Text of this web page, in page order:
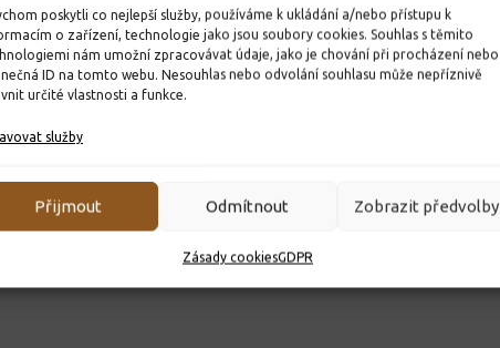
poskytli co nejlepší služby, používáme k ukládání a/nebo přístupu k
o zařízení, technologie jako jsou soubory cookies. Souhlas s těmito
nám umožní zpracovávat údaje, jako je chování při procházení nebo
ID na tomto webu. Nesouhlas nebo odvolání souhlasu může nepříznivě
určité vlastnosti a funkce.
služby
Přijmout Odmítnout Zobrazit předvolby
Zásady cookiesGDPR